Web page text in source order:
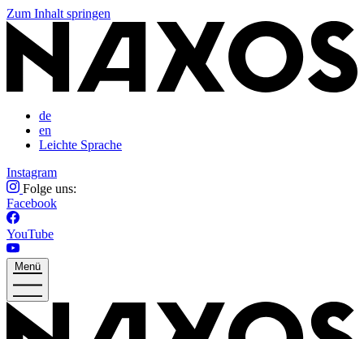
Zum Inhalt springen
de
en
Leichte Sprache
Instagram
Folge uns:
Facebook
YouTube
Menü